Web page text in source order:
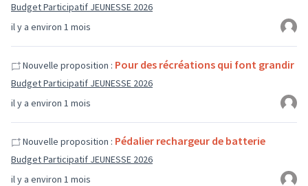
il y a environ 1 mois
Budget Participatif JEUNESSE 2026
il y a environ 1 mois
Nouvelle proposition : Pour des récréations qui font grandir
Budget Participatif JEUNESSE 2026
il y a environ 1 mois
Nouvelle proposition : Pédalier rechargeur de batterie
Budget Participatif JEUNESSE 2026